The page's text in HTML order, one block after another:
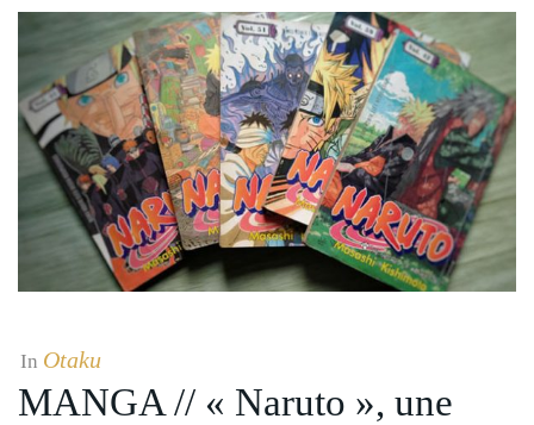
In Otaku
MANGA // « Naruto », une